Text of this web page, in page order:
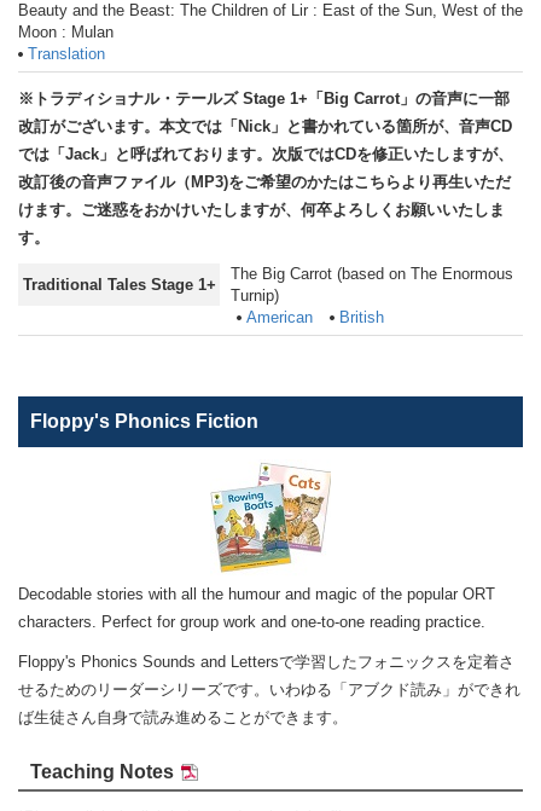
Beauty and the Beast: The Children of Lir : East of the Sun, West of the
Moon : Mulan
Translation
※トラディショナル・テールズ Stage 1+「Big Carrot」の音声に一部
改訂がございます。本文では「Nick」と書かれている箇所が、音声CD
では「Jack」と呼ばれております。次版ではCDを修正いたしますが、
改訂後の音声ファイル（MP3)をご希望のかたはこちらより再生いただ
けます。ご迷惑をおかけいたしますが、何卒よろしくお願いいたしま
す。
Traditional Tales Stage 1+
The Big Carrot (based on The Enormous
Turnip)
American
British
Floppy's Phonics Fiction
Decodable stories with all the humour and magic of the popular ORT
characters. Perfect for group work and one-to-one reading practice.
Floppy's Phonics Sounds and Lettersで学習したフォニックスを定着さ
せるためのリーダーシリーズです。いわゆる「アブクド読み」ができれ
ば生徒さん自身で読み進めることができます。
Teaching Notes